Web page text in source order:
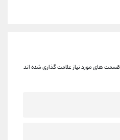
قسمت های مورد نیاز علامت گذاری شده اند